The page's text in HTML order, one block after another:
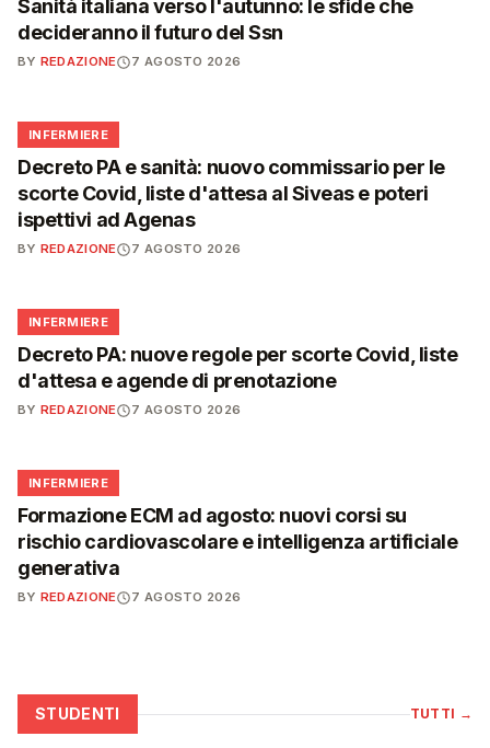
Sanità italiana verso l'autunno: le sfide che
decideranno il futuro del Ssn
BY REDAZIONE 7 AGOSTO 2026
🩺
INFERMIERE
Decreto PA e sanità: nuovo commissario per le
scorte Covid, liste d'attesa al Siveas e poteri
ispettivi ad Agenas
BY REDAZIONE 7 AGOSTO 2026
🩺
INFERMIERE
Decreto PA: nuove regole per scorte Covid, liste
d'attesa e agende di prenotazione
BY REDAZIONE 7 AGOSTO 2026
🩺
INFERMIERE
Formazione ECM ad agosto: nuovi corsi su
rischio cardiovascolare e intelligenza artificiale
generativa
BY REDAZIONE 7 AGOSTO 2026
STUDENTI TUTTI →